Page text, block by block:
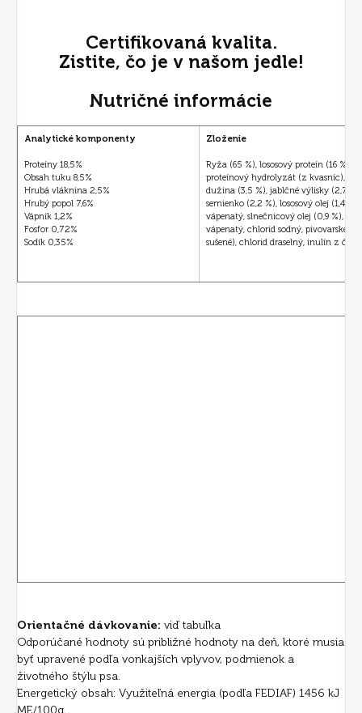
Certifikovaná kvalita.
Zistite, čo je v našom jedle!
Nutričné informácie
Analytické komponenty
Proteíny 18,5%
Obsah tuku 8,5%
Hrubá vláknina 2,5%
Hrubý popol 7,6%
Vápnik 1,2%
Fosfor 0,72%
Sodík 0,35%
Zloženie
Ryža (65 %), lososový proteín (16 %,
proteínový hydrolyzát (z kvasníc),
dužina (3,5 %), jablčné výlisky (2,7
semienko (2,2 %), lososový olej (1,4
vápenatý, slnečnicový olej (0,9 %),
vápenatý, chlorid sodný, pivovarské
sušené), chlorid draselný, inulín z
Orientačné dávkovanie: viď tabuľka
Odporúčané hodnoty sú približné hodnoty na deň, ktoré musia
byť upravené podľa vonkajších vplyvov, podmienok a
životného štýlu psa.
Energetický obsah: Využiteľná energia (podľa FEDIAF) 1456 kJ
ME/100g.